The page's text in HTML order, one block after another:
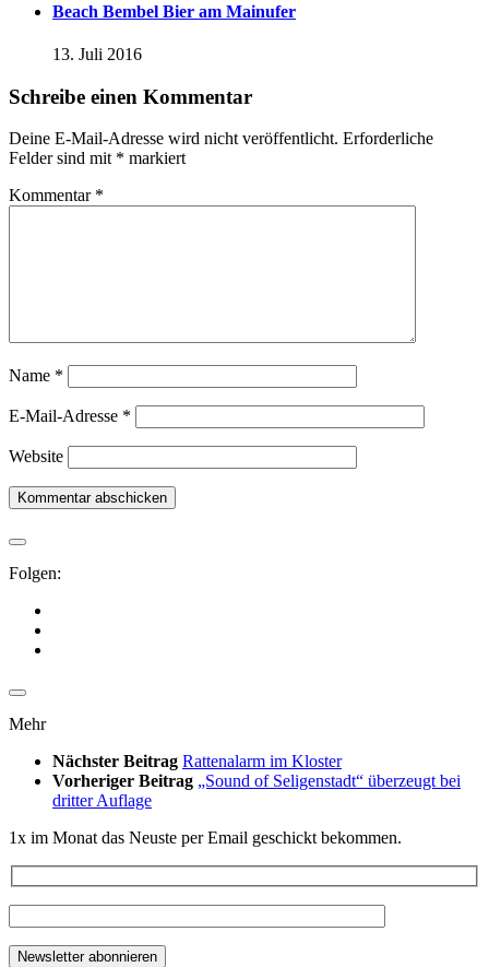
Beach Bembel Bier am Mainufer
13. Juli 2016
Schreibe einen Kommentar
Deine E-Mail-Adresse wird nicht veröffentlicht. Erforderliche
Felder sind mit * markiert
Kommentar *
Name *
E-Mail-Adresse *
Website
Folgen:
Mehr
Nächster Beitrag Rattenalarm im Kloster
Vorheriger Beitrag „Sound of Seligenstadt“ überzeugt bei
dritter Auflage
1x im Monat das Neuste per Email geschickt bekommen.